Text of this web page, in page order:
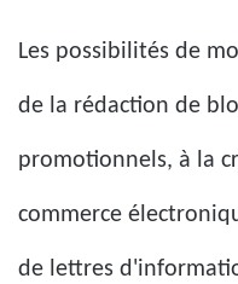
Les possibilités de
de la rédaction de
promotionnels, à la
commerce
de lettres